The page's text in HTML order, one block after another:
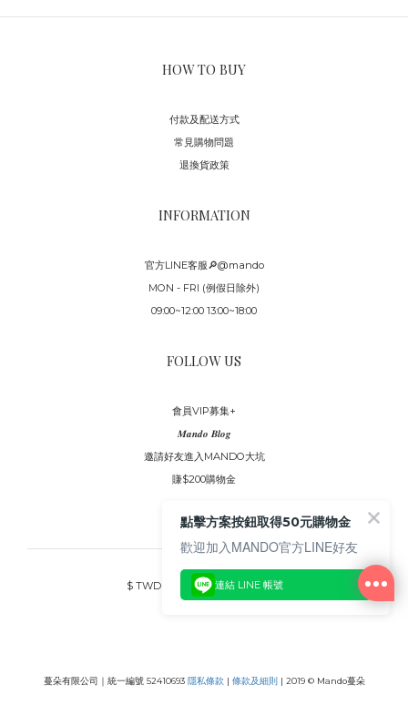
HOW TO BUY
付款及配送方式
常見購物問題
退換貨政策
INFORMATION
官方LINE客服🔎@mando
MON - FRI (例假日除外)
09:00~12:00 13:00~18:00
FOLLOW US
會員VIP募集+
𝑴𝒂𝒏𝒅𝒐 𝑩𝒍𝒐𝒈
邀請好友進入MANDO大坑
賺$200購物金
$ TWD 繁體中文
蔓朵有限公司｜統一編號 52410693 隱私條款| 條款及細則 | 2019 © Mando蔓朵
點擊方案按鈕取得50元購物金
歡迎加入MANDO官方LINE好友
連結 LINE 帳號